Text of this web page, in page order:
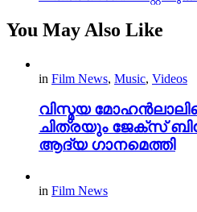
You May Also Like
in Film News, Music, Videos
വിസ്മയ
ചിത്രയും ജേക്സ്
ആദ്യ ഗാനമെത്തി
in Film News